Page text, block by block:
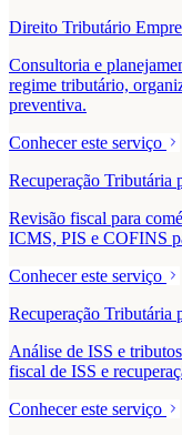
Direito Tributário
Consultoria e
regime tributário,
preventiva.
Conhecer este serviço
Recuperação Tributária
Revisão fiscal para
ICMS, PIS e COFINS
Conhecer este serviço
Recuperação Tributária
Análise de ISS e
fiscal de ISS e
Conhecer este serviço